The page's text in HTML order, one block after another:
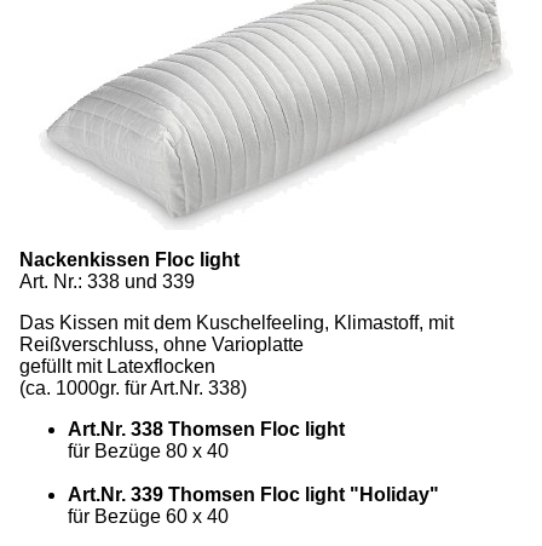
Nackenkissen Floc light
Art. Nr.: 338 und 339
Das Kissen mit dem Kuschelfeeling, Klimastoff, mit
Reißverschluss, ohne Varioplatte
gefüllt mit Latexflocken
(ca. 1000gr. für Art.Nr. 338)
Art.Nr. 338 Thomsen Floc light
für Bezüge 80 x 40
Art.Nr. 339 Thomsen Floc light "Holiday"
für Bezüge 60 x 40